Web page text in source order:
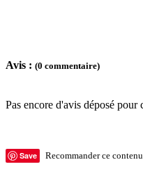
Avis : (0 commentaire)
Pas encore d'avis déposé
Save Recommander ce